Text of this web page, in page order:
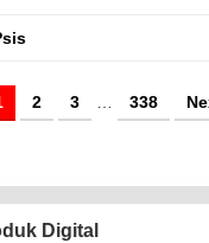
2 3 … 338
Digital